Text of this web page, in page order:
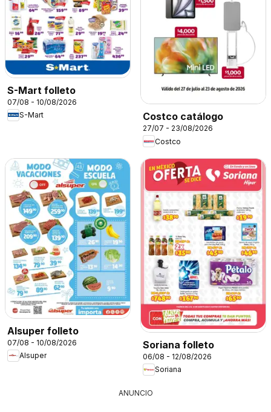
S-Mart folleto
07/08 - 10/08/2026
S-Mart
Costco catálogo
27/07 - 23/08/2026
Costco
Alsuper folleto
07/08 - 10/08/2026
Alsuper
Soriana folleto
06/08 - 12/08/2026
Soriana
ANUNCIO